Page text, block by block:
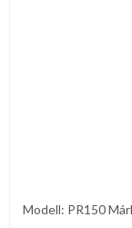
Modell: PR150